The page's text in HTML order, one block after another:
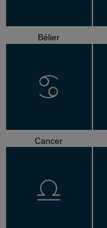
Bélier
Cancer